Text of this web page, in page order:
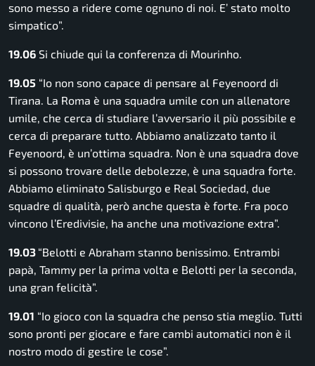
sono messo a ridere come ognuno di noi. E’ stato molto
simpatico”.
19.06 Si chiude qui la conferenza di Mourinho.
19.05 “Io non sono capace di pensare al Feyenoord di
Tirana. La Roma è una squadra umile con un allenatore
umile, che cerca di studiare l’avversario il più possibile e
cerca di preparare tutto. Abbiamo analizzato tanto il
Feyenoord, è un’ottima squadra. Non è una squadra dove
si possono trovare delle debolezze, è una squadra forte.
Abbiamo eliminato Salisburgo e Real Sociedad, due
squadre di qualità, però anche questa è forte. Fra poco
vincono l’Eredivisie, ha anche una motivazione extra”.
19.03 “Belotti e Abraham stanno benissimo. Entrambi
papà, Tammy per la prima volta e Belotti per la seconda,
una gran felicità”.
19.01 “Io gioco con la squadra che penso stia meglio. Tutti
sono pronti per giocare e fare cambi automatici non è il
nostro modo di gestire le cose”.